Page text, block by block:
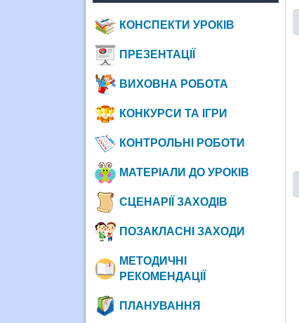
КОНСПЕКТИ УРОКІВ
ПРЕЗЕНТАЦІЇ
ВИХОВНА РОБОТА
КОНКУРСИ ТА ІГРИ
КОНТРОЛЬНІ РОБОТИ
МАТЕРІАЛИ ДО УРОКІВ
СЦЕНАРІЇ ЗАХОДІВ
ПОЗАКЛАСНІ ЗАХОДИ
МЕТОДИЧНІ
РЕКОМЕНДАЦІЇ
ПЛАНУВАННЯ